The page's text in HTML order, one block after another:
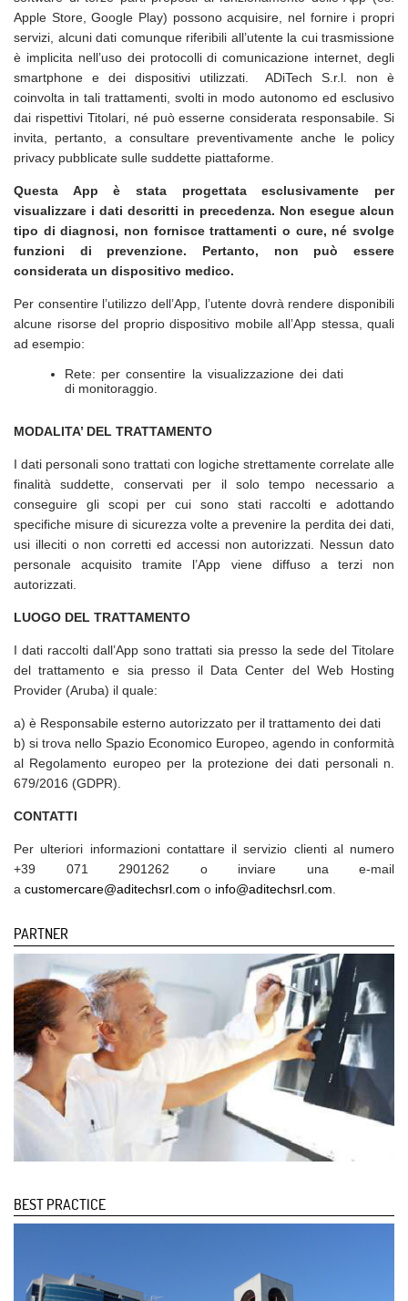
Apple Store, Google Play) possono acquisire, nel fornire i propri
servizi, alcuni dati comunque riferibili all’utente la cui trasmissione
è implicita nell’uso dei protocolli di comunicazione internet, degli
smartphone e dei dispositivi utilizzati. ADiTech S.r.l. non è
coinvolta in tali trattamenti, svolti in modo autonomo ed esclusivo
dai rispettivi Titolari, né può esserne considerata responsabile. Si
invita, pertanto, a consultare preventivamente anche le policy
privacy pubblicate sulle suddette piattaforme.
Questa App è stata progettata esclusivamente per
visualizzare i dati descritti in precedenza. Non esegue alcun
tipo di diagnosi, non fornisce trattamenti o cure, né svolge
funzioni di prevenzione. Pertanto, non può essere
considerata un dispositivo medico.
Per consentire l’utilizzo dell’App, l’utente dovrà rendere disponibili
alcune risorse del proprio dispositivo mobile all’App stessa, quali
ad esempio:
Rete: per consentire la visualizzazione dei dati
di monitoraggio.
MODALITA’ DEL TRATTAMENTO
I dati personali sono trattati con logiche strettamente correlate alle
finalità suddette, conservati per il solo tempo necessario a
conseguire gli scopi per cui sono stati raccolti e adottando
specifiche misure di sicurezza volte a prevenire la perdita dei dati,
usi illeciti o non corretti ed accessi non autorizzati. Nessun dato
personale acquisito tramite l’App viene diffuso a terzi non
autorizzati.
LUOGO DEL TRATTAMENTO
I dati raccolti dall’App sono trattati sia presso la sede del Titolare
del trattamento e sia presso il Data Center del Web Hosting
Provider (Aruba) il quale:
a) è Responsabile esterno autorizzato per il trattamento dei dati
b) si trova nello Spazio Economico Europeo, agendo in conformità
al Regolamento europeo per la protezione dei dati personali n.
679/2016 (GDPR).
CONTATTI
Per ulteriori informazioni contattare il servizio clienti al numero
+39 071 2901262 o inviare una e-mail
a customercare@aditechsrl.com o info@aditechsrl.com.
PARTNER
BEST PRACTICE